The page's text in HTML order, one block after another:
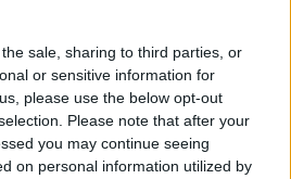
sale, sharing to third parties, or
or sensitive information for
please use the below opt-out
Please note that after your
you may continue seeing
on personal information utilized by